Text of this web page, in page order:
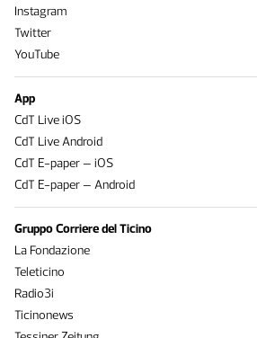
Instagram
Twitter
YouTube
App
CdT Live iOS
CdT Live Android
CdT E-paper – iOS
CdT E-paper – Android
Gruppo Corriere del Ticino
La Fondazione
Teleticino
Radio3i
Ticinonews